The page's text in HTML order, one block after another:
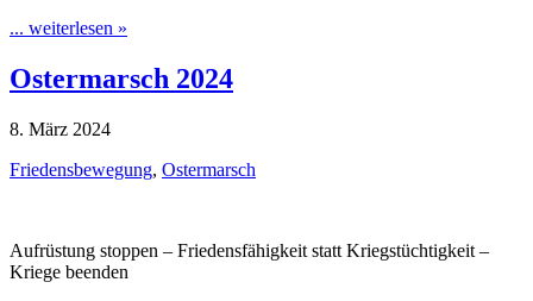
... weiterlesen »
Ostermarsch 2024
8. März 2024
Friedensbewegung, Ostermarsch
Aufrüstung stoppen – Friedensfähigkeit statt Kriegstüchtigkeit –
Kriege beenden